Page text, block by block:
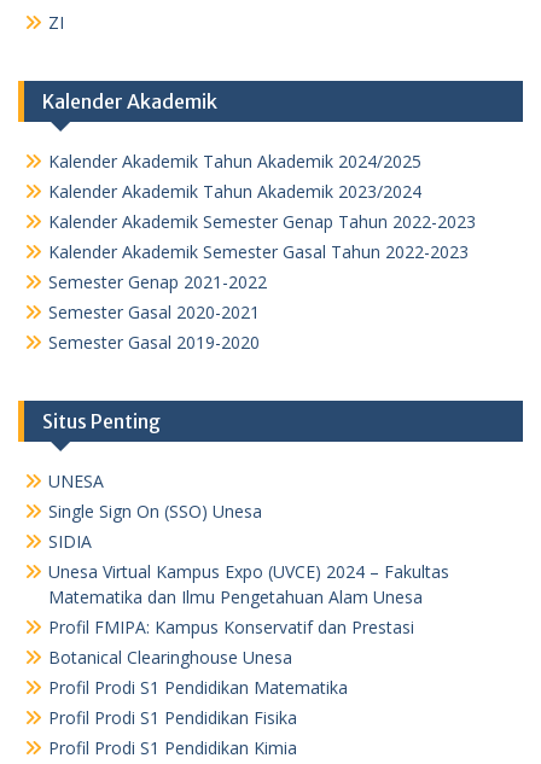
ZI
Kalender Akademik
Kalender Akademik Tahun Akademik 2024/2025
Kalender Akademik Tahun Akademik 2023/2024
Kalender Akademik Semester Genap Tahun 2022-2023
Kalender Akademik Semester Gasal Tahun 2022-2023
Semester Genap 2021-2022
Semester Gasal 2020-2021
Semester Gasal 2019-2020
Situs Penting
UNESA
Single Sign On (SSO) Unesa
SIDIA
Unesa Virtual Kampus Expo (UVCE) 2024 – Fakultas
Matematika dan Ilmu Pengetahuan Alam Unesa
Profil FMIPA: Kampus Konservatif dan Prestasi
Botanical Clearinghouse Unesa
Profil Prodi S1 Pendidikan Matematika
Profil Prodi S1 Pendidikan Fisika
Profil Prodi S1 Pendidikan Kimia